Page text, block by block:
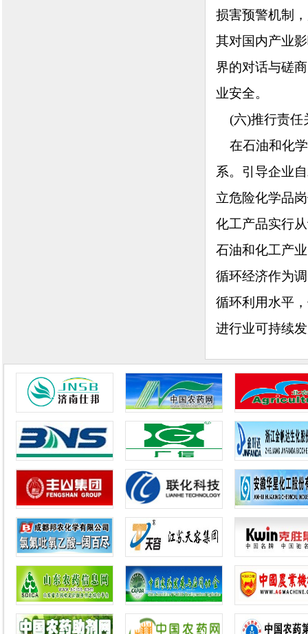
损害预警机制
其对国内产业
界的对话与磋
业安全。
(六)推行责任
在石油和化学
系。引导企业
立危险化学品
化工产品实行
石油和化工产
循环经济作为
循环利用水平
进行业可持续